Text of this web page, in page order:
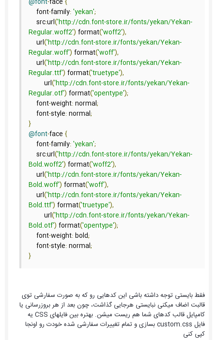
    font
-family:'yekan';
    src
:url('http://cdn.font-store.ir/fonts/yekan/Yekan-
Regular.woff2') format('woff2'),
    url
('http://cdn.font-store.ir/fonts/yekan/Yekan-
Regular.woff') format('woff'),
    url
('http://cdn.font-store.ir/fonts/yekan/Yekan-
Regular.ttf') format('truetype'),
	url
('http://cdn.font-store.ir/fonts/yekan/Yekan-
Regular.otf') format('opentype');
    font
-weight: normal;
    font
-style: normal;
}
@font-face {
    font
-family:'yekan';
    src
:url('http://cdn.font-store.ir/fonts/yekan/Yekan-
Bold.woff2') format('woff2'),
    url
('http://cdn.font-store.ir/fonts/yekan/Yekan-
Bold.woff') format('woff'),
    url
('http://cdn.font-store.ir/fonts/yekan/Yekan-
Bold.ttf') format('truetype'),
	url
('http://cdn.font-store.ir/fonts/yekan/Yekan-
Bold.otf') format('opentype');
    font
-weight: bold;
    font
-style: normal;
}
فقط بایستی توجه داشته باشی این کدهایی رو که به صورت سفارشی توی
قالبت اضاف میکنی نبایستی هرجایی گذاشت، چون بعد از هر بروزرسانی یا
کامپایل قالب کدهای شما هم ریست میشن. بهتره بین فایلهای CSS یه
فایل custom.css بسازی و تمام تغییرات سفارشی شده خودت رو اونجا
کپی کنی